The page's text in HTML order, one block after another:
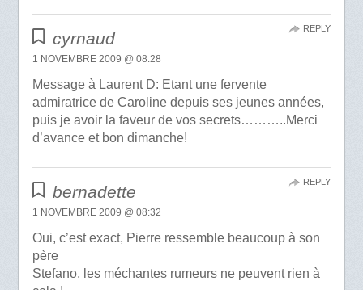
cyrnaud
1 NOVEMBRE 2009 @ 08:28
Message à Laurent D: Etant une fervente
admiratrice de Caroline depuis ses jeunes années,
puis je avoir la faveur de vos secrets………..Merci
d’avance et bon dimanche!
REPLY
bernadette
1 NOVEMBRE 2009 @ 08:32
Oui, c’est exact, Pierre ressemble beaucoup à son
père
Stefano, les méchantes rumeurs ne peuvent rien à
REPLY